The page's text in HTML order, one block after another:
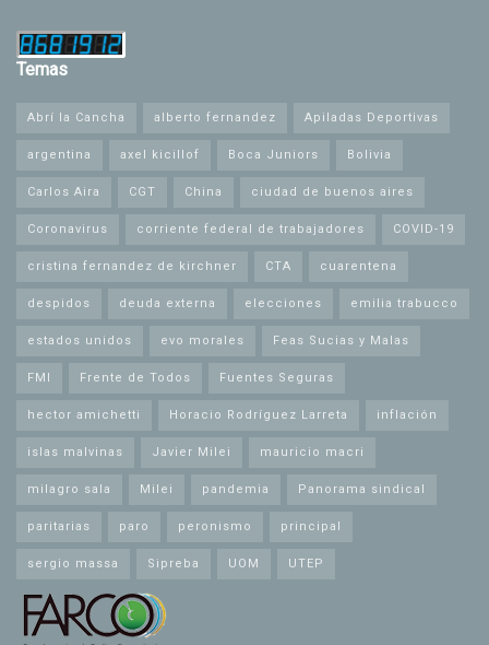
Temas
Abrí la Cancha alberto fernandez Apiladas Deportivas
argentina axel kicillof Boca Juniors Bolivia
Carlos Aira CGT China ciudad de buenos aires
Coronavirus corriente federal de trabajadores COVID-19
cristina fernandez de kirchner CTA cuarentena
despidos deuda externa elecciones emilia trabucco
estados unidos evo morales Feas Sucias y Malas
FMI Frente de Todos Fuentes Seguras
hector amichetti Horacio Rodríguez Larreta inflación
islas malvinas Javier Milei mauricio macri
milagro sala Milei pandemia Panorama sindical
paritarias paro peronismo principal
sergio massa Sipreba UOM UTEP